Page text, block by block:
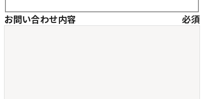
お問い合わせ内容 必須